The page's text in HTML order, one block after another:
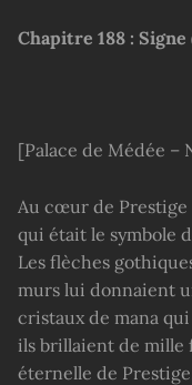
Chapitre 188 : Signe
[Palace de Médée –
Au cœur de Prestige
qui était le symbole
Les flèches
murs lui donnaient
cristaux de mana
ils brillaient de mille
éternelle de